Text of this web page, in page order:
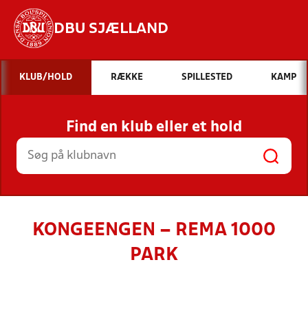
DBU SJÆLLAND
Hvad vil du søge efter?
INDHOLD OG NYHEDER
STILLINGER, RESULTATER, KLUBBER OG
HOLD
KLUB/HOLD RÆKKE SPILLESTED KAMP
Find en klub eller et hold
KONGEENGEN – REMA 1000
PARK